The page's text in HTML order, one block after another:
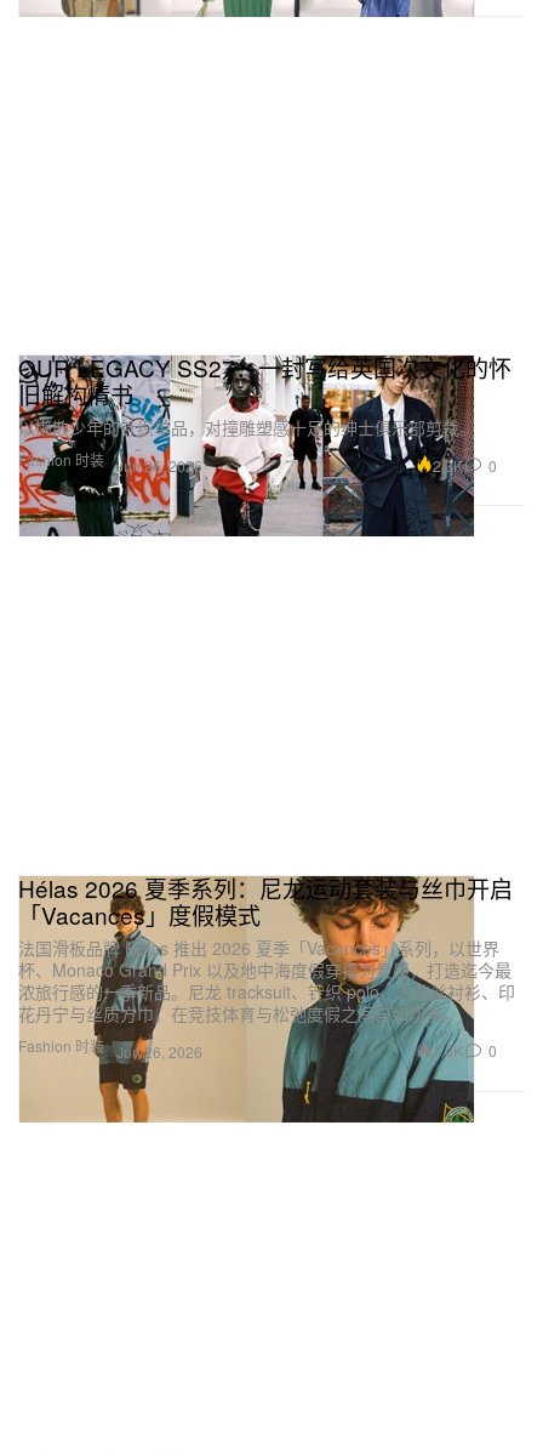
Fashion 时装
OUR LEGACY SS27：一封写给英国次文化的怀
旧解构情书
以懒散少年的针织单品，对撞雕塑感十足的绅士俱乐部剪裁。
Jun 26, 2026 2.3K 0
Fashion 时装
Hélas 2026 夏季系列：尼龙运动套装与丝巾开启
「Vacances」度假模式
法国滑板品牌 Hélas 推出 2026 夏季「Vacances」系列，以世界
杯、Monaco Grand Prix 以及地中海度假穿搭为灵感，打造迄今最
浓旅行感的一季新品。尼龙 tracksuit、针织 polo、人造丝衬衫、印
花丹宁与丝质方巾，在竞技体育与松弛度假之间自如切换。
Jun 26, 2026 1.0K 0